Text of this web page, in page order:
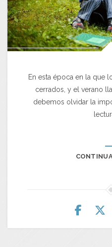
En esta época en la que
cerrados, y el verano
debemos olvidar la